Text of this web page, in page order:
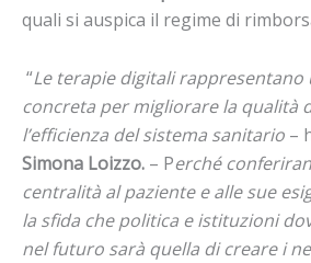
quali si auspica il regime di
“Le terapie digitali rappresentano
concreta per migliorare la qualità
l’efficienza del sistema sanitario –
Simona Loizzo. – Perché
centralità al paziente e alle sue
la sfida che politica e istituzioni
nel futuro sarà quella di creare i